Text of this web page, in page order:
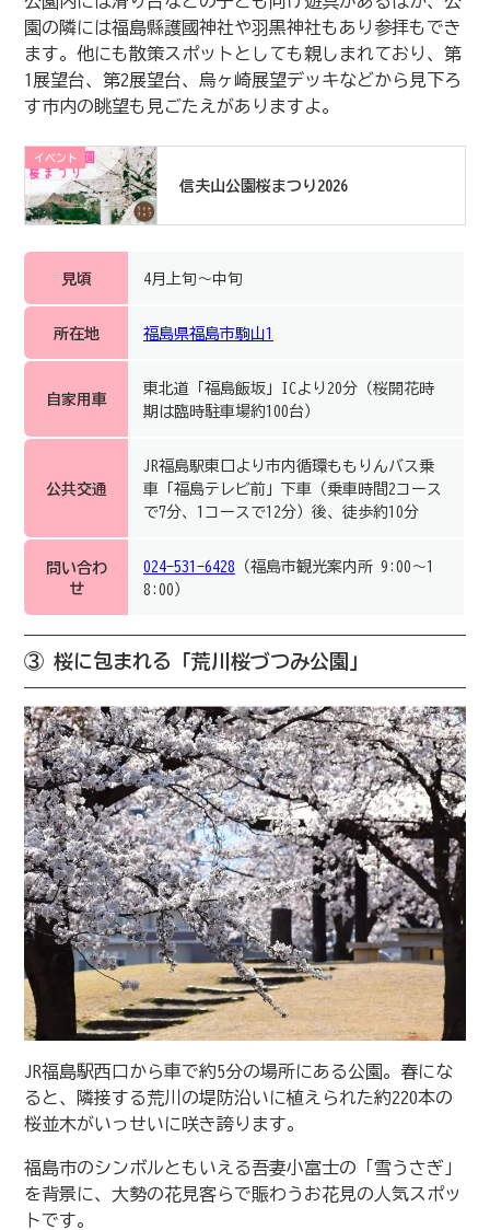
園の隣には福島縣護國神社や羽黒神社もあり参拝もでき
ます。他にも散策スポットとしても親しまれており、第
1展望台、第2展望台、烏ヶ崎展望デッキなどから見下ろ
す市内の眺望も見ごたえがありますよ。
イベント
信夫山公園桜まつり2026
見頃 4月上旬～中旬
所在地 福島県福島市駒山1
自家用車
東北道「福島飯坂」ICより20分（桜開花時
期は臨時駐車場約100台）
公共交通
JR福島駅東口より市内循環ももりんバス乗
車「福島テレビ前」下車（乗車時間2コース
で7分、1コースで12分）後、徒歩約10分
問い合わ
せ
024-531-6428 （福島市観光案内所 9:00～1
8:00）
③ 桜に包まれる「荒川桜づつみ公園」
JR福島駅西口から車で約5分の場所にある公園。春にな
ると、隣接する荒川の堤防沿いに植えられた約220本の
桜並木がいっせいに咲き誇ります。
福島市のシンボルともいえる吾妻小富士の「雪うさぎ」
を背景に、大勢の花見客らで賑わうお花見の人気スポッ
トです。